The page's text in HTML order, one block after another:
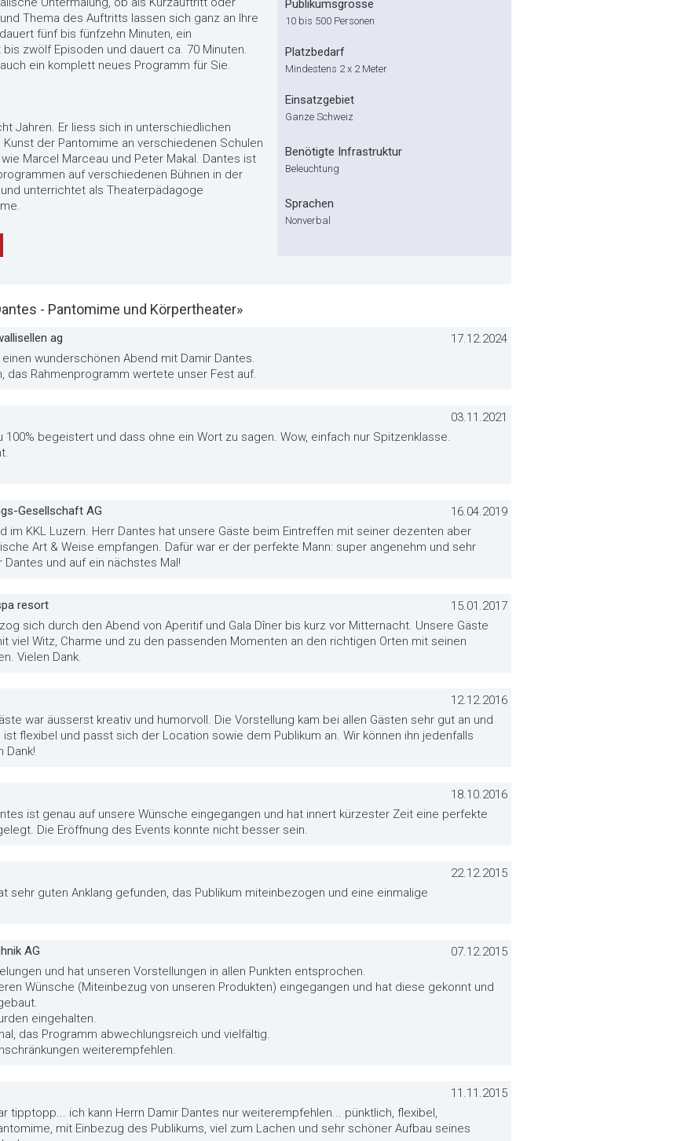
Thema des Auftritts lassen sich ganz an Ihre
fünf bis fünfzehn Minuten, ein
zwölf Episoden und dauert ca. 70 Minuten.
ein komplett neues Programm für Sie.
Jahren. Er liess sich in unterschiedlichen
der Pantomime an verschiedenen Schulen
Marcel Marceau und Peter Makal. Dantes ist
auf verschiedenen Bühnen in der
unterrichtet als Theaterpädagoge
Publikumsgrösse
10 bis 500 Personen
Platzbedarf
Mindestens 2 x 2 Meter
Einsatzgebiet
Ganze Schweiz
Benötigte Infrastruktur
Beleuchtung
Sprachen
Nonverbal
- Pantomime und Körpertheater»
ag
17.12.2024
wunderschönen Abend mit Damir Dantes.
das Rahmenprogramm wertete unser Fest auf.
03.11.2021
100% begeistert und dass ohne ein Wort zu sagen. Wow, einfach nur Spitzenklasse.
Gesellschaft AG
16.04.2019
im KKL Luzern. Herr Dantes hat unsere Gäste beim Eintreffen mit seiner dezenten aber
Art & Weise empfangen. Dafür war er der perfekte Mann: super angenehm und sehr
und auf ein nächstes Mal!
resort
15.01.2017
sich durch den Abend von Aperitif und Gala Dîner bis kurz vor Mitternacht. Unsere Gäste
viel Witz, Charme und zu den passenden Momenten an den richtigen Orten mit seinen
Vielen Dank.
12.12.2016
war äusserst kreativ und humorvoll. Die Vorstellung kam bei allen Gästen sehr gut an und
flexibel und passt sich der Location sowie dem Publikum an. Wir können ihn jedenfalls
Dank!
18.10.2016
ist genau auf unsere Wünsche eingegangen und hat innert kürzester Zeit eine perfekte
Die Eröffnung des Events konnte nicht besser sein.
22.12.2015
sehr guten Anklang gefunden, das Publikum miteinbezogen und eine einmalige
AG
07.12.2015
und hat unseren Vorstellungen in allen Punkten entsprochen.
Wünsche (Miteinbezug von unseren Produkten) eingegangen und hat diese gekonnt und
eingehalten.
das Programm abwechlungsreich und vielfältig.
weiterempfehlen.
11.11.2015
tipptopp... ich kann Herrn Damir Dantes nur weiterempfehlen... pünktlich, flexibel,
mit Einbezug des Publikums, viel zum Lachen und sehr schöner Aufbau seines